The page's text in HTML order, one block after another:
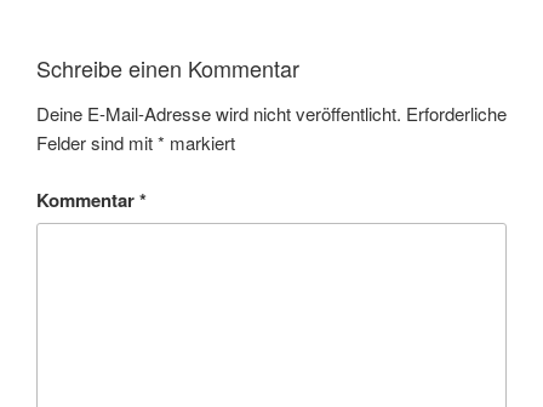
Schreibe einen Kommentar
Deine E-Mail-Adresse wird nicht veröffentlicht. Erforderliche
Felder sind mit* markiert
Kommentar*